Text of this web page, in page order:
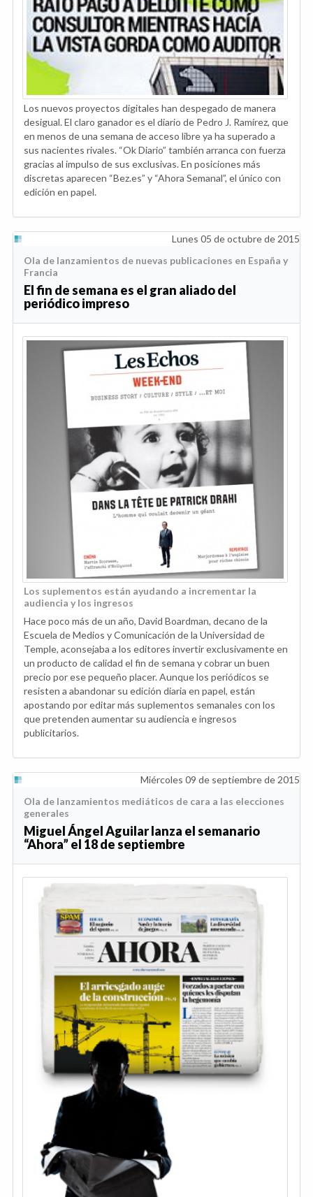
Los nuevos proyectos digitales han despegado de manera
desigual. El claro ganador es el diario de Pedro J. Ramírez, que
en menos de una semana de acceso libre ya ha superado a
sus nacientes rivales. “Ok Diario” también arranca con fuerza
gracias al impulso de sus exclusivas. En posiciones más
discretas aparecen “Bez.es” y “Ahora Semanal”, el único con
edición en papel.
Lunes 05 de octubre de 2015
Ola de lanzamientos de nuevas publicaciones en España y
Francia
El fin de semana es el gran aliado del
periódico impreso
Los suplementos están ayudando a incrementar la
audiencia y los ingresos
Hace poco más de un año, David Boardman, decano de la
Escuela de Medios y Comunicación de la Universidad de
Temple, aconsejaba a los editores invertir exclusivamente en
un producto de calidad el fin de semana y cobrar un buen
precio por ese pequeño placer. Aunque los periódicos se
resisten a abandonar su edición diaria en papel, están
apostando por editar más suplementos semanales con los
que pretenden aumentar su audiencia e ingresos
publicitarios.
Miércoles 09 de septiembre de 2015
Ola de lanzamientos mediáticos de cara a las elecciones
generales
Miguel Ángel Aguilar lanza el semanario
“Ahora” el 18 de septiembre